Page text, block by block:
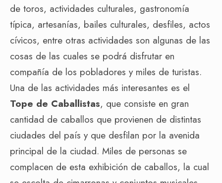
de toros, actividades culturales, gastronomía
típica, artesanías, bailes culturales, desfiles, actos
cívicos, entre otras actividades son algunas de las
cosas de las cuales se podrá disfrutar en
compañía de los pobladores y miles de turistas.
Una de las actividades más interesantes es el
Tope de Caballistas, que consiste en gran
cantidad de caballos que provienen de distintas
ciudades del país y que desfilan por la avenida
principal de la ciudad. Miles de personas se
complacen de esta exhibición de caballos, la cual